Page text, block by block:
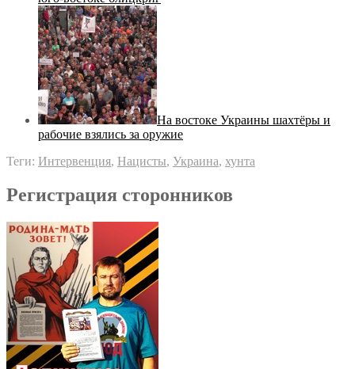
На востоке Украины шахтёры и
рабочие взялись за оружие
Теги: Интервенция, Нацисты, Украина, хунта
Регистрация сторонников